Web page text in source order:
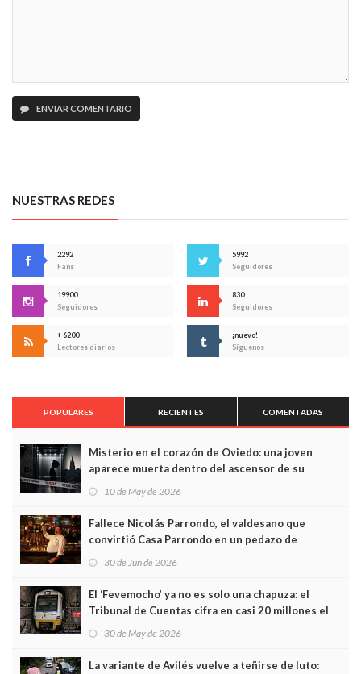
ENVIAR COMENTARIO
NUESTRAS REDES
2292
Fans
5992
Seguidores
19900
Seguidores
830
Seguidores
+ 6200
Lectores diarios
¡nuevo!
Síguenos
POPULARES RECIENTES COMENTADAS
Misterio en el corazón de Oviedo: una joven
aparece muerta dentro del ascensor de su
edificio y las cámaras captan sus últimos minutos
10 de May de 2026
Fallece Nicolás Parrondo, el valdesano que
convirtió Casa Parrondo en un pedazo de
Asturias en Madrid
30 de Jun de 2026
El ‘Fevemocho’ ya no es solo una chapuza: el
Tribunal de Cuentas cifra en casi 20 millones el
sobrecoste de los trenes que no cabían por los
30 de May de 2026
La variante de Avilés vuelve a teñirse de luto: